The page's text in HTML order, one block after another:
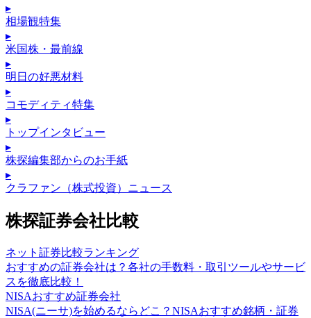
▸
相場観特集
▸
米国株・最前線
▸
明日の好悪材料
▸
コモディティ特集
▸
トップインタビュー
▸
株探編集部からのお手紙
▸
クラファン（株式投資）ニュース
株探証券会社比較
ネット証券比較ランキング
おすすめの証券会社は？各社の手数料・取引ツールやサービ
スを徹底比較！
NISAおすすめ証券会社
NISA(ニーサ)を始めるならどこ？NISAおすすめ銘柄・証券